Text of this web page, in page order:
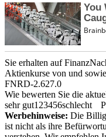
Sie erhalten auf
Aktienkurse von und
FNRD-2.627.0
Wie bewerten Sie die
sehr gut1 23456schlecht
Werbehinweise: Die
ist nicht als ihre